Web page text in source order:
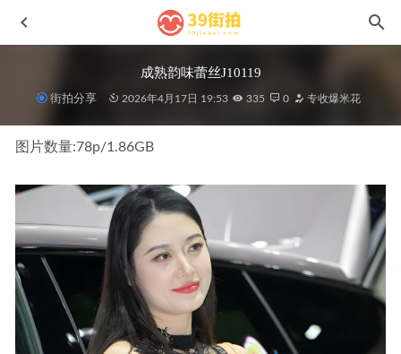
成熟韵味蕾丝J10119
街拍分享 2026年4月17日 19:53 335 0 专收爆米花
图片数量:78p/1.86GB
不在乎的在乎MF00985 2023-07-22
蓝色牛仔裤美女s210912
2021-09-28
不需要理由,黑色包臀m210535
2021-07-10
[凯恩Samui旅拍作品]第二篇–梦中的早餐,白色比基尼l117
2021-09-09
白裙套装J10201 2026-05-13